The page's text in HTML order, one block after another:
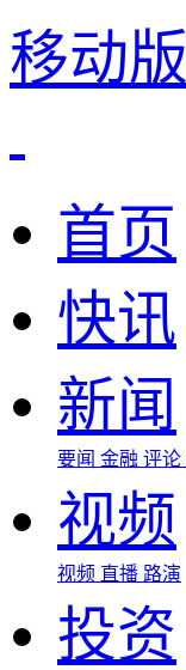
移动版
首页
快讯
新闻
要闻 金融 评论
视频
视频 直播 路演
投资